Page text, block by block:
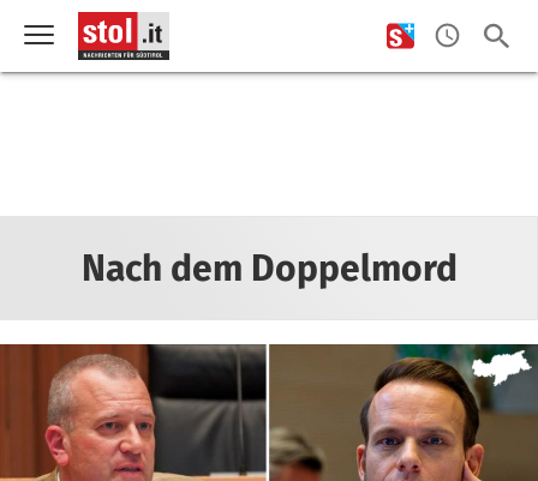
Nach dem Doppelmord